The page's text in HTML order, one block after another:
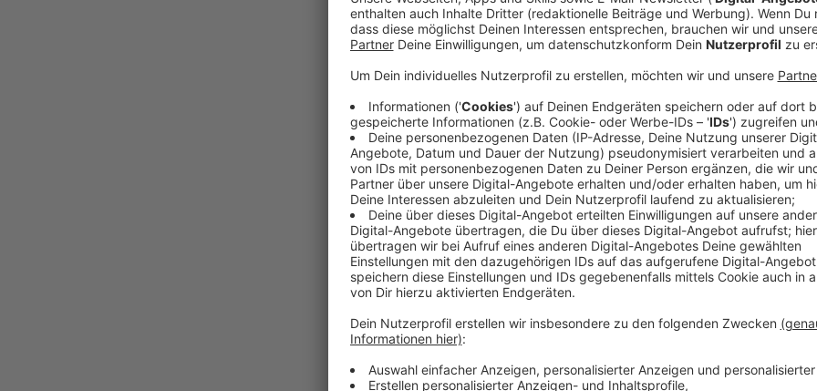
Hansi istgroßer Fußballfan und hat das Glück,
im Stadion verfolgen kann.Er hat die sogenannte
hat. Sein
Deutschland gegen Schottland.
Anzeige
Fan Hansi
über seinen EM-Moment
Und auch bei einigen derDüsseldorf-Spielewird